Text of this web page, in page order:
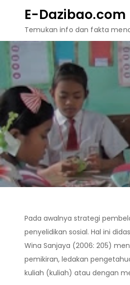
content
E-Dazibao.com
Temukan info dan fakta
Pada awalnya strategi
penyelidikan sosial. Hal ini
Wina Sanjaya (2006: 205)
pemikiran, ledakan
kuliah (kuliah) atau dengan